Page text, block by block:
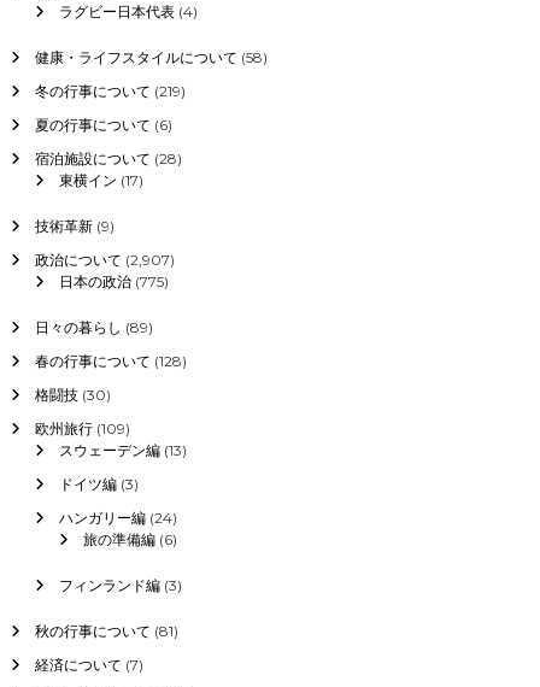
ラグビー日本代表(4)
健康・ライフスタイルについて (58)
冬の行事について (219)
夏の行事について (6)
宿泊施設について (28)
東横イン (17)
技術革新(9)
政治について (2,907)
日本の政治(775)
日々の暮らし (89)
春の行事について (128)
格闘技(30)
欧州旅行(109)
スウェーデン編(13)
ドイツ編(3)
ハンガリー編(24)
旅の準備編(6)
フィンランド編(3)
秋の行事について (81)
経済について (7)